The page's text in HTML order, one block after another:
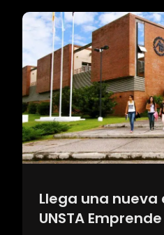
Llega una nueva
UNSTA Emprende